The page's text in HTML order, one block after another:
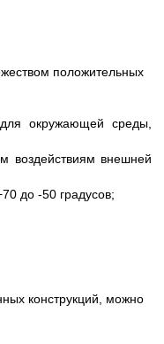
положительных
для окружающей среды,
воздействиям внешней
до -50 градусов;
конструкций, можно